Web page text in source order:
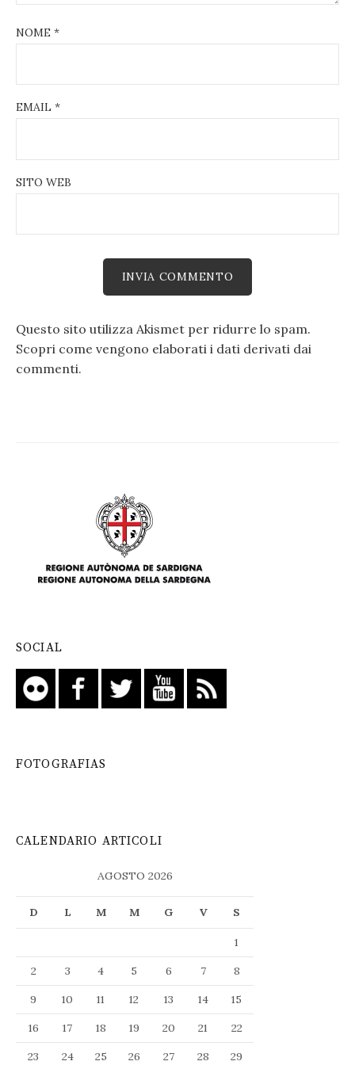
NOME *
EMAIL *
SITO WEB
Questo sito utilizza Akismet per ridurre lo spam.
Scopri come vengono elaborati i dati derivati dai
commenti.
SOCIAL
FOTOGRAFIAS
CALENDARIO ARTICOLI
AGOSTO 2026
D L M M G V S
1
2
3 4 5 6 7
8
9
10 11 12 13 14
15
16
17 18 19 20 21
22
23
24 25 26 27 28
29